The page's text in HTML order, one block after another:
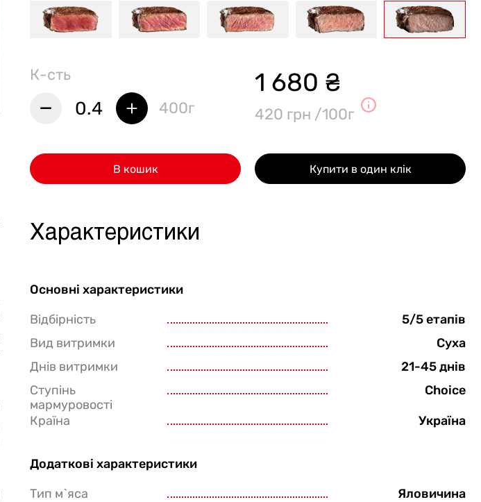
К-сть
0.4 400г
1 680 ₴
420 грн /100г
В кошик Купити в один клік
Характеристики
Основні характеристики
Відбірність
5/5 етапів
Вид витримки
Суха
Днів витримки
21-45 днів
Ступінь
мармуровості
Choice
Країна
Україна
Додаткові характеристики
Тип м`яса
Яловичина